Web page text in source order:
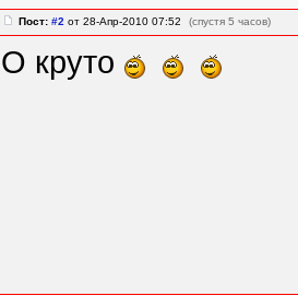
Пост: #2 от 28-Апр-2010 07:52 (спустя 5 часов)
О круто